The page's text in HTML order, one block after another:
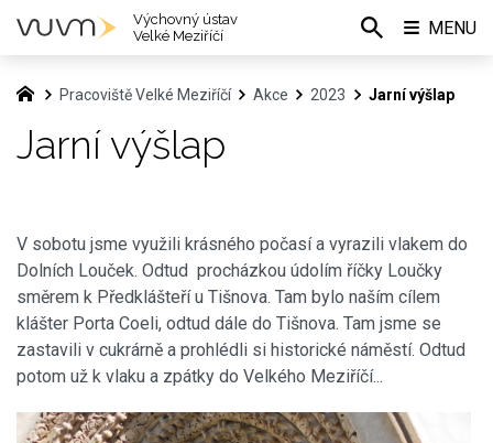
Pracoviště Velké Meziříčí Akce 2023 Jarní výšlap
Jarní výšlap
V sobotu jsme využili krásného počasí a vyrazili vlakem do
Dolních Louček. Odtud procházkou údolím říčky Loučky
směrem k Předklášteří u Tišnova. Tam bylo naším cílem
klášter Porta Coeli, odtud dále do Tišnova. Tam jsme se
zastavili v cukrárně a prohlédli si historické náměstí. Odtud
potom už k vlaku a zpátky do Velkého Meziříčí...
Výchovný ústav
Velké Meziříčí
MENU